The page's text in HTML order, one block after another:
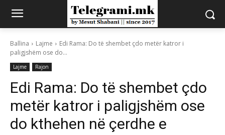
Ballina Lajme
Edi Rama: Do të shembet çdo metër katror i
paligjshëm ose do...
Lajme Rajon
Edi Rama: Do të shembet çdo
metër katror i paligjshëm ose
do kthehen në çerdhe e